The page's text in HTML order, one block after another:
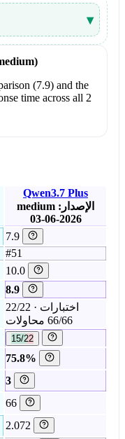
▾
(7.9) and the
time across all 2
Qwen3.7 Plus
medium الإصدار:
2026-06-03
7.9
#51
10.0
8.9
22/22 اختبارات ·
66/66 محاولات
15/22
75.8%
3
66
2.072